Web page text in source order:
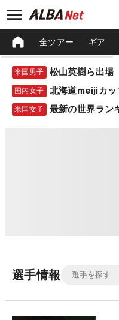
全ツアー ギア
米国男子 松山英樹ら出
国内女子 北海道meijiカ
米国女子 最新の世界ラン
選手情報